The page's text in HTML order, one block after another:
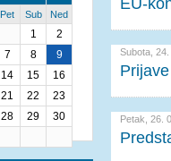
EU-
Subota, 24.
Petak, 26.
Pet Sub Ned
1
2
7 8
9
14 15
16
21 22
23
28 29
30